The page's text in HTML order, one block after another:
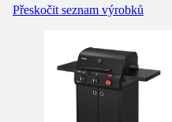
Přeskočit seznam výrobků